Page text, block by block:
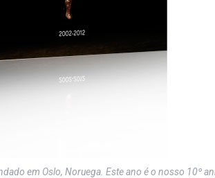
em Oslo, Noruega. Este ano é o nosso 10º